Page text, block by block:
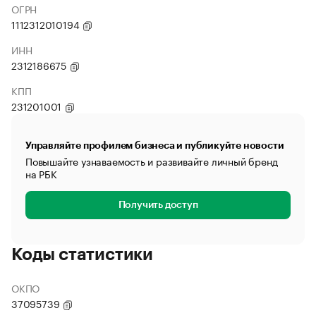
ОГРН
1112312010194
ИНН
2312186675
КПП
231201001
Управляйте профилем бизнеса и публикуйте новости
Повышайте узнаваемость и развивайте личный бренд
на РБК
Получить доступ
Коды статистики
ОКПО
37095739